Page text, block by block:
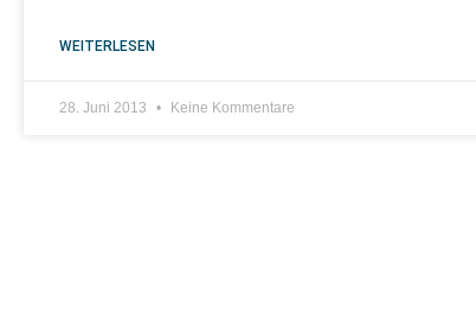
WEITERLESEN
28. Juni 2013 Keine Kommentare